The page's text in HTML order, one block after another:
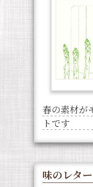
春の素材が
トです
味のレタ